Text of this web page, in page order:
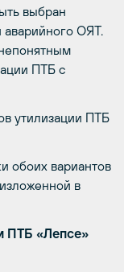
выбран
аварийного ОЯТ.
ПТБ с
утилизации ПТБ
обоих вариантов
в
ПТБ «Лепсе»